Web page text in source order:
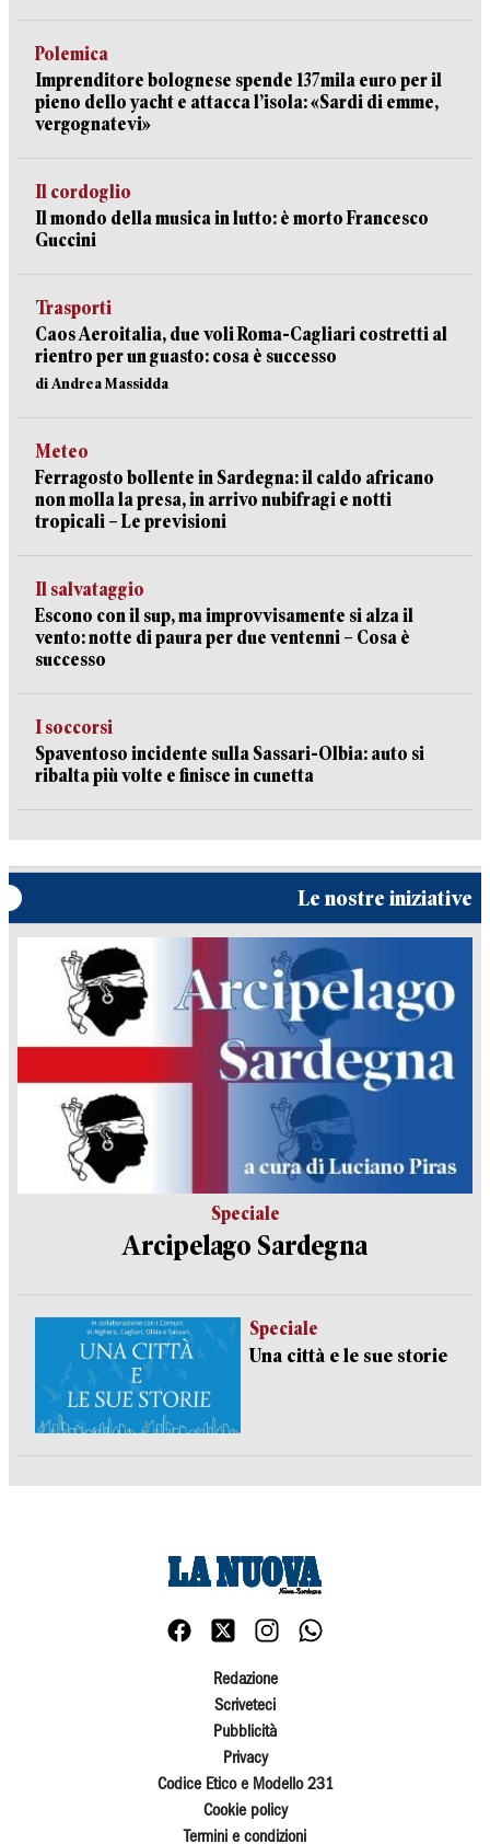
Polemica
Imprenditore bolognese spende 137mila euro per il
pieno dello yacht e attacca l’isola: «Sardi di emme,
vergognatevi»
Il cordoglio
Il mondo della musica in lutto: è morto Francesco
Guccini
Trasporti
Caos Aeroitalia, due voli Roma-Cagliari costretti al
rientro per un guasto: cosa è successo
di Andrea Massidda
Meteo
Ferragosto bollente in Sardegna: il caldo africano
non molla la presa, in arrivo nubifragi e notti
tropicali – Le previsioni
Il salvataggio
Escono con il sup, ma improvvisamente si alza il
vento: notte di paura per due ventenni – Cosa è
successo
I soccorsi
Spaventoso incidente sulla Sassari-Olbia: auto si
ribalta più volte e finisce in cunetta
Le nostre iniziative
Speciale
Arcipelago Sardegna
Speciale
Una città e le sue storie
Redazione
Scriveteci
Pubblicità
Privacy
Codice Etico e Modello 231
Cookie policy
Termini e condizioni